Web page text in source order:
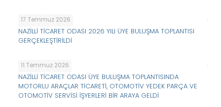
17 Temmuz 2026
NAZİLLİ TİCARET ODASI 2026 YILI ÜYE BULUŞMA TOPLANTISI
GERÇEKLEŞTİRİLDİ
11 Temmuz 2026
NAZİLLİ TİCARET ODASI ÜYE BULUŞMA TOPLANTISINDA
MOTORLU ARAÇLAR TİCARETİ, OTOMOTİV YEDEK PARÇA VE
OTOMOTİV SERVİSİ İŞYERLERİ BİR ARAYA GELDİ